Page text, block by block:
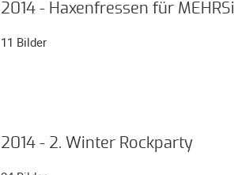
2014 - Haxenfressen für MEHRSi
11 Bilder
2014 - 2. Winter Rockparty